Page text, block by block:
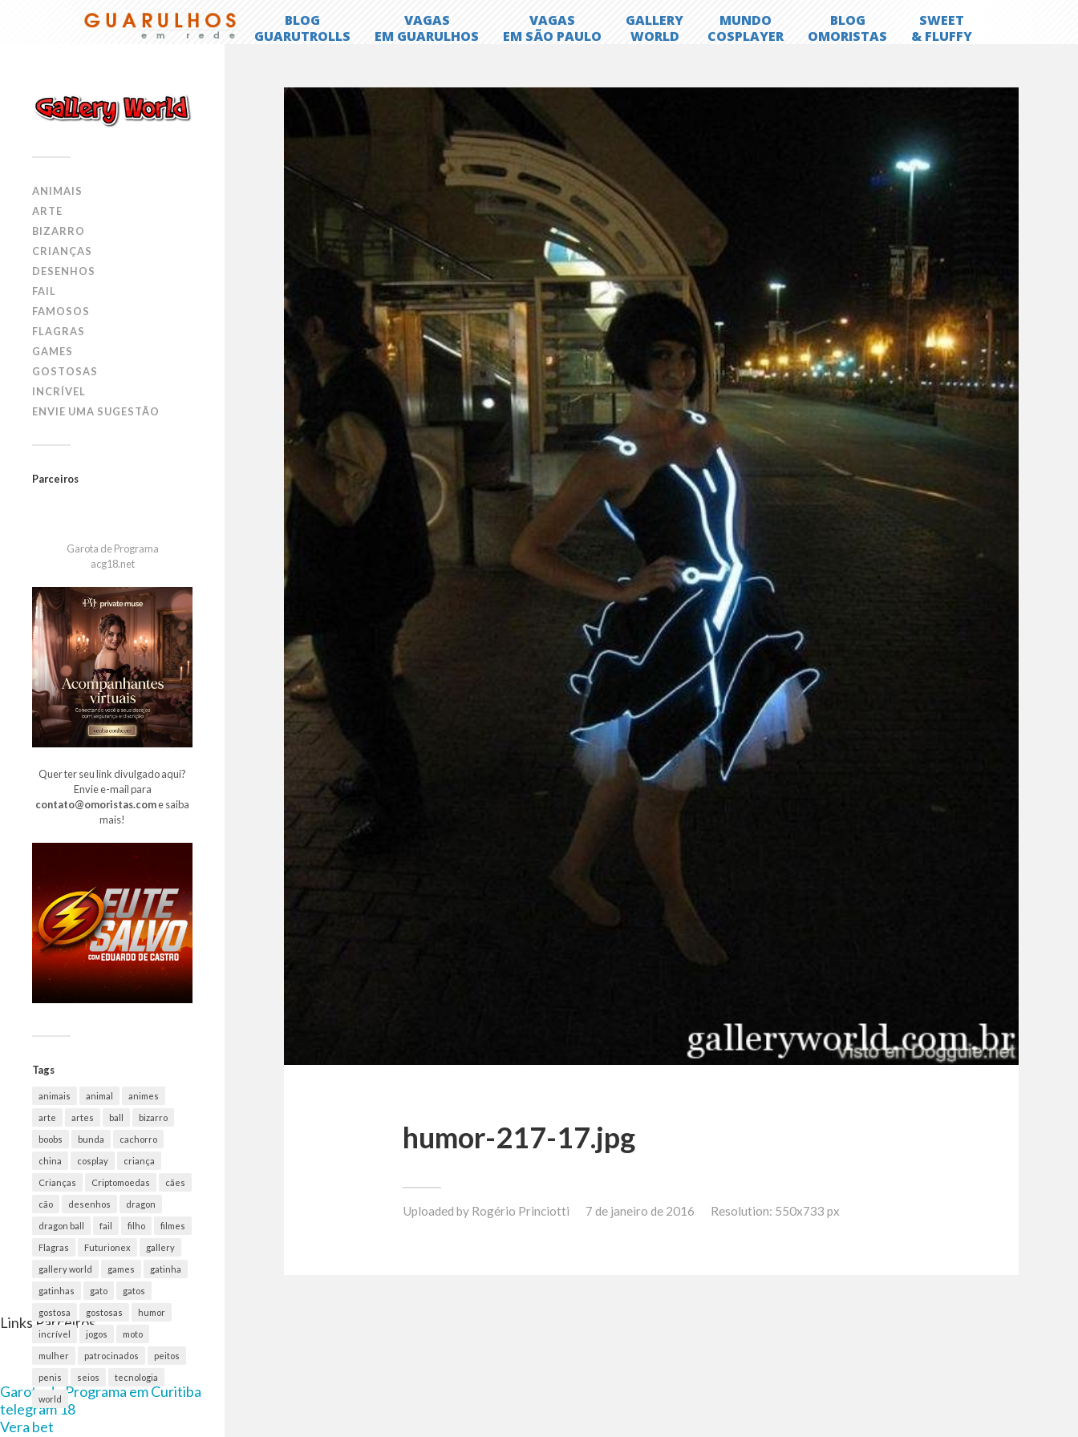
ANIMAIS
ARTE
BIZARRO
CRIANÇAS
DESENHOS
FAIL
FAMOSOS
FLAGRAS
GAMES
GOSTOSAS
INCRÍVEL
ENVIE UMA SUGESTÃO
Parceiros
Garota de Programa
acg18.net
Quer ter seu link divulgado aqui?
Envie e-mail para
contato@omoristas.come saiba
mais!
Tags
animais animal animes
arte artes ball bizarro
boobs bunda cachorro
china cosplay criança
Crianças Criptomoedas cães
cão desenhos dragon
dragon ball fail filho filmes
Flagras Futurionex gallery
gallery world games gatinha
gatinhas gato gatos
gostosa gostosas humor
incrível jogos moto
mulher patrocinados peitos
penis seios tecnologia
world
humor-217-17.jpg
Uploaded by Rogério Princiotti 7 de janeiro de 2016 Resolution: 550x733 px
Links Parceiros
Garota de Programa em Curitiba
telegram 18
Vera bet